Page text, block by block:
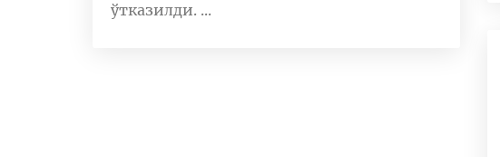
ўтказилди. ...